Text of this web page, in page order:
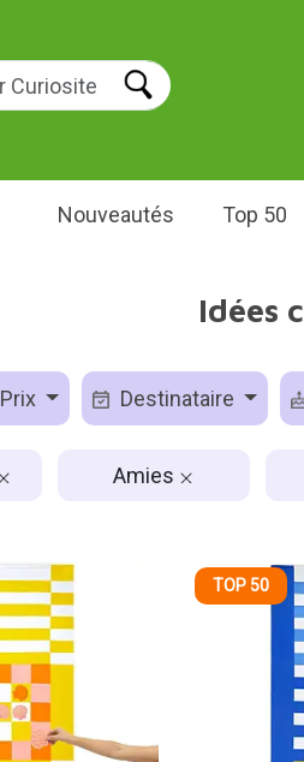
Nouveautés Top 50
Idées
Prix Destinataire
Amies
TOP 50